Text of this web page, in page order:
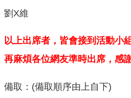
劉X維
以上出席者，皆會接到活動小
再麻煩各位網友準時出席，感
備取：(備取順序由上自下)